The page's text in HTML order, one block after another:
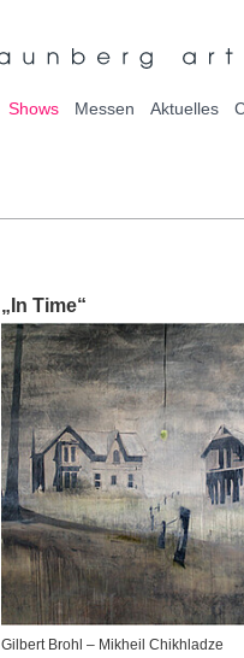
Shows Messen Aktuelles
„In Time“
Gilbert Brohl – Mikheil Chikhladze